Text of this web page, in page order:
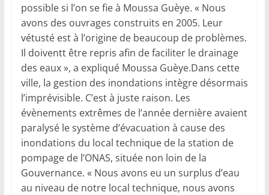
possible si l’on se fie à Moussa Guèye. « Nous
avons des ouvrages construits en 2005. Leur
vétusté est à l’origine de beaucoup de problèmes.
Il doiventt être repris afin de faciliter le drainage
des eaux », a expliqué Moussa Guèye.Dans cette
ville, la gestion des inondations intègre désormais
l’imprévisible. C’est à juste raison. Les
évènements extrêmes de l’année dernière avaient
paralysé le système d’évacuation à cause des
inondations du local technique de la station de
pompage de l’ONAS, située non loin de la
Gouvernance. « Nous avons eu un surplus d’eau
au niveau de notre local technique, nous avons